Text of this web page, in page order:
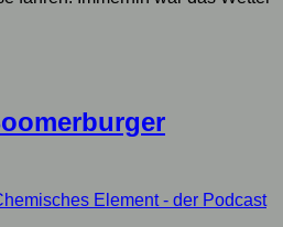
Element - der Podcast